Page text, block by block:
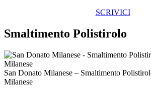
SCRIVICI
Smaltimento Polistirolo
San Donato Milanese – Smaltimento
Milanese